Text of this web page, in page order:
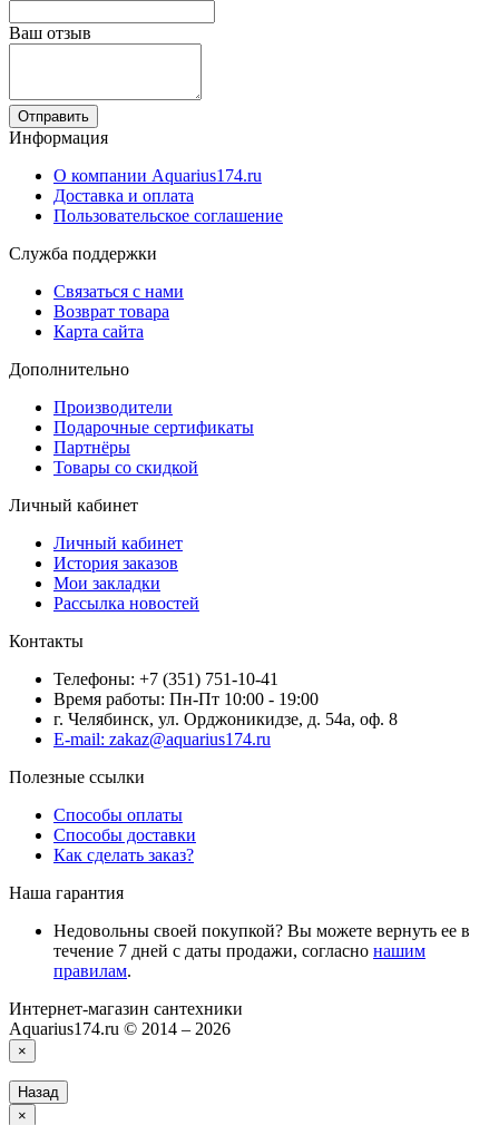
Ваш отзыв
Отправить
Информация
О компании Aquarius174.ru
Доставка и оплата
Пользовательское соглашение
Служба поддержки
Связаться с нами
Возврат товара
Карта сайта
Дополнительно
Производители
Подарочные сертификаты
Партнёры
Товары со скидкой
Личный кабинет
Личный кабинет
История заказов
Мои закладки
Рассылка новостей
Контакты
Телефоны: +7 (351) 751-10-41
Время работы: Пн-Пт 10:00 - 19:00
г. Челябинск, ул. Орджоникидзе, д. 54а, оф. 8
E-mail: zakaz@aquarius174.ru
Полезные ссылки
Способы оплаты
Способы доставки
Как сделать заказ?
Наша гарантия
Недовольны своей покупкой? Вы можете вернуть ее в
течение 7 дней с даты продажи, согласно нашим
правилам.
Интернет-магазин сантехники
Aquarius174.ru © 2014 – 2026
×
Назад
×